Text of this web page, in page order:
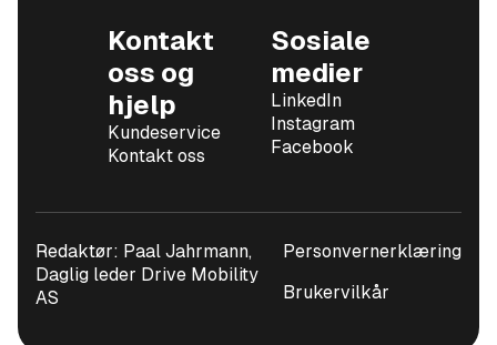
Kontakt
oss og
hjelp
Kundeservice
Kontakt oss
Sosiale
medier
LinkedIn
Instagram
Facebook
Redaktør: Paal Jahrmann,
Daglig leder Drive Mobility
AS
Personvernerklæring
Brukervilkår